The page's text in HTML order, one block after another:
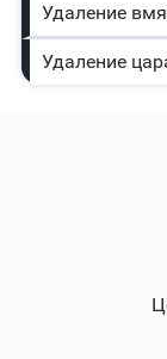
Удаление
Удаление